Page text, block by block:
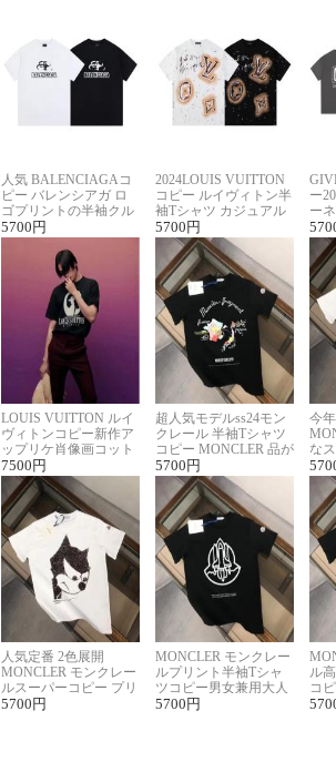
人気 BALENCIAGAコ
ピー バレンシアガ ロ
ゴプリントの半袖クル
ーネックTシャツ
5700 円
2024LOUIS VUITTON
コピー ルイヴィトン半
袖Tシャツ カジュアル
に馴染む 2色展開
5700 円
ー
ー
ー
LOUIS VUITTON ルイ
ヴィトンコピー新作ア
ップリケ肖像画コット
ンニット半袖Tシャツ
7500 円
超人気モデルss24モン
クレール 半袖Tシャツ
コピー MONCLER 品が
良く見た目
5700 円
今
な
ル
人気定番 2色展開
MONCLER モンクレー
ルスーパーコピー プリ
ント半袖Tシャツ
5700 円
MONCLER モンクレー
ルプリント半袖Tシャ
ツコピー男女兼用大人
可愛い春夏コーデ
5700 円
ル
コ
ィ